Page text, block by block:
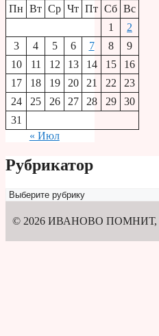
Пн Вт Ср Чт Пт Сб Вс
1
2
3
4 5 6 7 8
9
10
11 12 13 14 15
16
17
18 19 20 21 22
23
24
25 26 27 28 29
30
31
« Июл
Рубрикатор
Рубрикатор
© 2026 ИВАНОВО ПОМНИТ,